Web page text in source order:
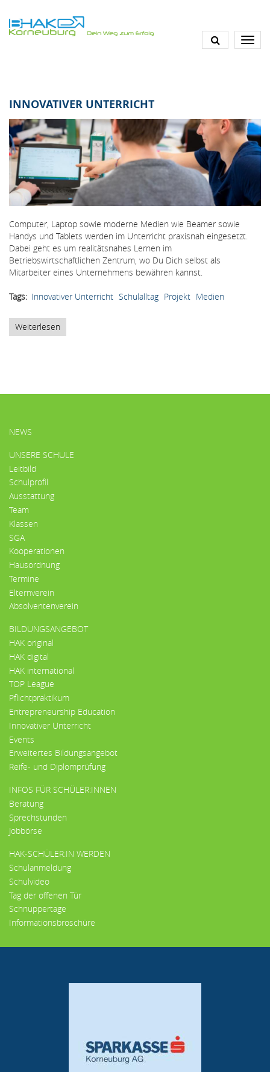
zum
Inhalt
INNOVATIVER UNTERRICHT
Computer, Laptop sowie moderne Medien wie Beamer sowie
Handys und Tablets werden im Unterricht praxisnah eingesetzt.
Dabei geht es um realitätsnahes Lernen im
Betriebswirtschaftlichen Zentrum, wo Du Dich selbst als
Mitarbeiter eines Unternehmens bewähren kannst.
Tags Innovativer Unterricht Schulalltag Projekt Medien
Weiterlesen
Innovativer
HAUPTMENÜ
NEWS
UNSERE SCHULE
Leitbild
Schulprofil
Ausstattung
Team
Klassen
SGA
Kooperationen
Hausordnung
Termine
Elternverein
Absolventenverein
BILDUNGSANGEBOT
HAK original
HAK digital
HAK international
TOP League
Pflichtpraktikum
Entrepreneurship Education
Innovativer Unterricht
Events
Erweitertes Bildungsangebot
Reife- und Diplomprüfung
INFOS FÜR SCHÜLER:INNEN
Beratung
Sprechstunden
Jobbörse
HAK-SCHÜLER:IN WERDEN
Schulanmeldung
Schulvideo
Tag der offenen Tür
Schnuppertage
Informationsbroschüre